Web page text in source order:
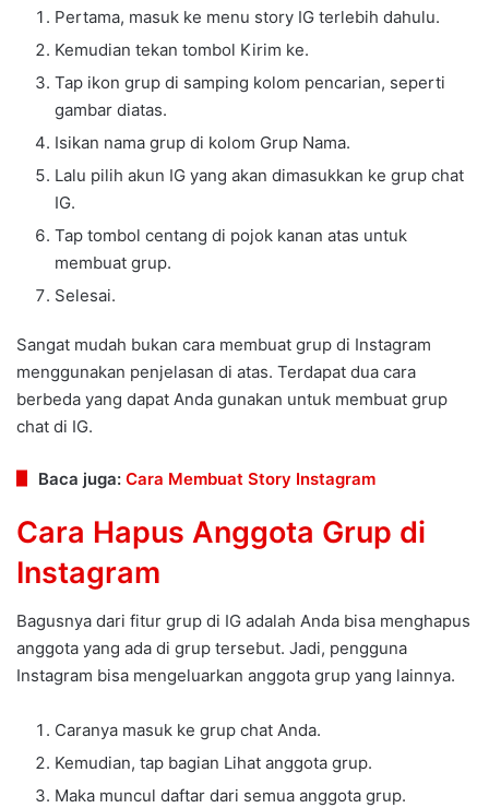
Pertama, masuk ke menu story IG terlebih dahulu.
Kemudian tekan tombol Kirim ke.
Tap ikon grup di samping kolom pencarian, seperti
gambar diatas.
Isikan nama grup di kolom Grup Nama.
Lalu pilih akun IG yang akan dimasukkan ke grup chat
IG.
Tap tombol centang di pojok kanan atas untuk
membuat grup.
Selesai.
Sangat mudah bukan cara membuat grup di Instagram
menggunakan penjelasan di atas. Terdapat dua cara
berbeda yang dapat Anda gunakan untuk membuat grup
chat di IG.
Baca juga: Cara Membuat Story Instagram
Cara Hapus Anggota Grup di
Instagram
Bagusnya dari fitur grup di IG adalah Anda bisa menghapus
anggota yang ada di grup tersebut. Jadi, pengguna
Instagram bisa mengeluarkan anggota grup yang lainnya.
Caranya masuk ke grup chat Anda.
Kemudian, tap bagian Lihat anggota grup.
Maka muncul daftar dari semua anggota grup.